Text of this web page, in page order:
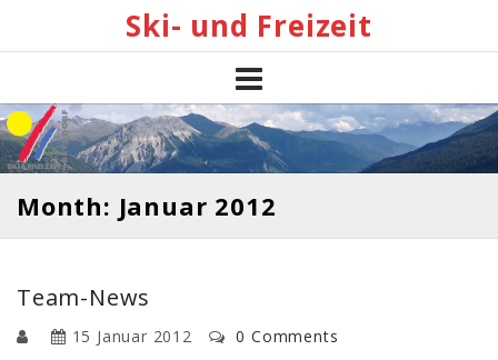
Ski- und Freizeit
Month: Januar 2012
Team-News
15 Januar 2012 0 Comments